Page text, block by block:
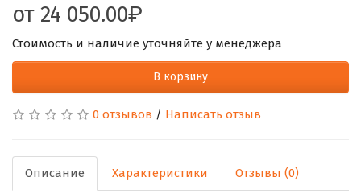
от 24 050.00
Стоимость и наличие уточняйте у менеджера
В корзину
0 отзывов / Написать отзыв
Описание Характеристики Отзывы (0)